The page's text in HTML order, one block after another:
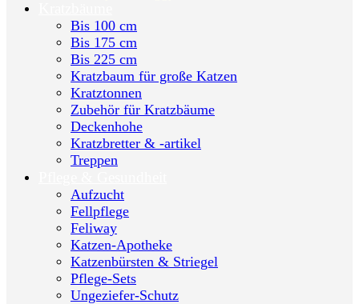
Bis 100 cm
Bis 175 cm
Bis 225 cm
Kratzbaum für große Katzen
Kratztonnen
Zubehör für Kratzbäume
Deckenhohe
Kratzbretter & -artikel
Treppen
Aufzucht
Fellpflege
Feliway
Katzen-Apotheke
Katzenbürsten & Striegel
Pflege-Sets
Ungeziefer-Schutz